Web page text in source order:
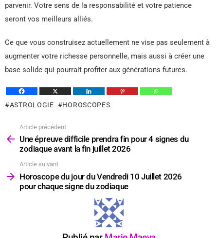
parvenir. Votre sens de la responsabilité et votre patience
seront vos meilleurs alliés.
Ce que vous construisez actuellement ne vise pas seulement à
augmenter votre richesse personnelle, mais aussi à créer une
base solide qui pourrait profiter aux générations futures.
ASTROLOGIE HOROSCOPES
plus
Article précédent
Une épreuve difficile prendra fin pour 4 signes du
zodiaque avant la fin juillet 2026
Article suivant
Horoscope du jour du Vendredi 10 Juillet 2026
pour chaque signe du zodiaque